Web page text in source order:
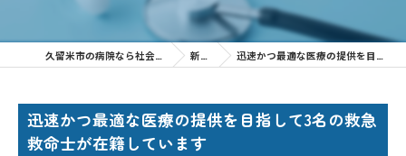
新着情報 迅速かつ最適な医療の提供を目指して3名の救急救命士が在籍しています
迅速かつ最適な医療の提供を目指して3名の救急
救命士が在籍しています